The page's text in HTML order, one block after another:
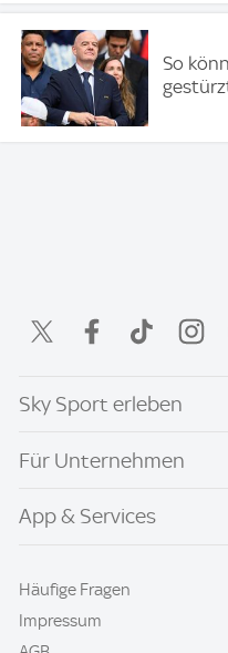
So
Sky Sport erleben
Für Unternehmen
App & Services
Häufige Fragen
Impressum